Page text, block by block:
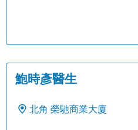
鮑時彥醫生
北角 榮馳商業大廈